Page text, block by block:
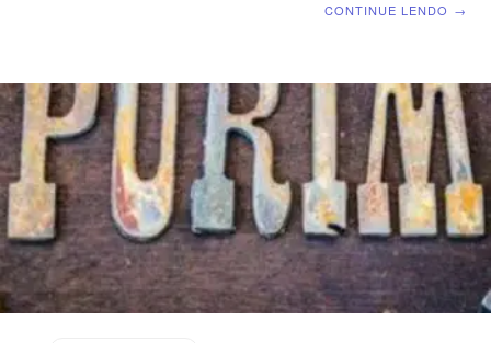
COMPREENDER que devemos viver segundo a
esperança cristã. TEXTO DO DIA “Mas o Dia do Senhor
virá como o ladrão de noite, no qual os céus passarão
com grande estrondo,
CONTINUE LENDO →